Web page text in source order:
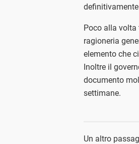
Poco alla
ragioneria
elemento che
Inoltre il
documento
settimane.
Un altro